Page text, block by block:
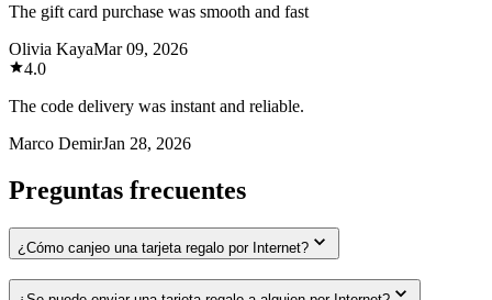
The gift card purchase was smooth and fast
Olivia KayaMar 09, 2026
4.0
The code delivery was instant and reliable.
Marco DemirJan 28, 2026
Preguntas frecuentes
¿Cómo canjeo una tarjeta regalo por Internet?